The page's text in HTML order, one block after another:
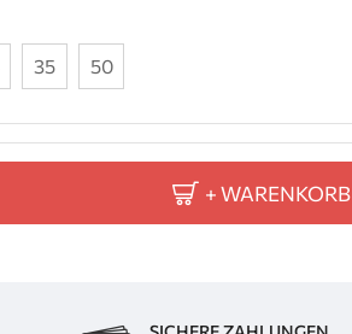
35 50
+ WARENKORB